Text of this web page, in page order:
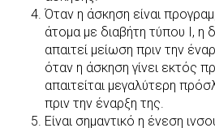
Όταν η άσκηση είναι
άτομα με διαβήτη τύπου Ι, η
απαιτεί μείωση πριν την
όταν η άσκηση γίνει εκτός
απαιτείται μεγαλύτερη
πριν την έναρξη της.
Είναι σημαντικό η ένεση